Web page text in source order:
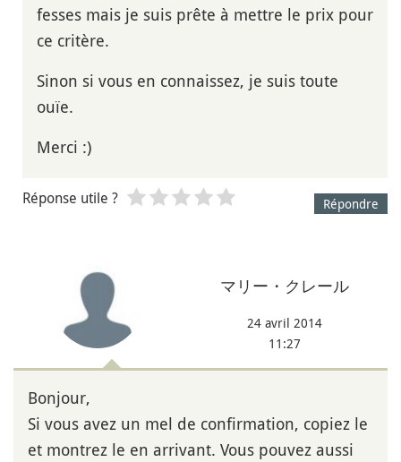
fesses mais je suis prête à mettre le prix pour
ce critère.
Sinon si vous en connaissez, je suis toute
ouïe.
Merci :)
Répondre
Réponse utile ?
マリー・クレール
24 avril 2014
11:27
Bonjour,
Si vous avez un mel de confirmation, copiez le
et montrez le en arrivant. Vous pouvez aussi